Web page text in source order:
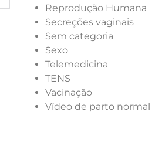
Reprodução Humana
Secreções vaginais
Sem categoria
Sexo
Telemedicina
TENS
Vacinação
Vídeo de parto normal